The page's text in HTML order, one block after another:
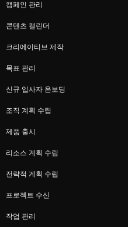
캠페인 관리
콘텐츠 캘린더
크리에이티브 제작
목표 관리
신규 입사자 온보딩
조직 계획 수립
제품 출시
리소스 계획 수립
전략적 계획 수립
프로젝트 수신
작업 관리